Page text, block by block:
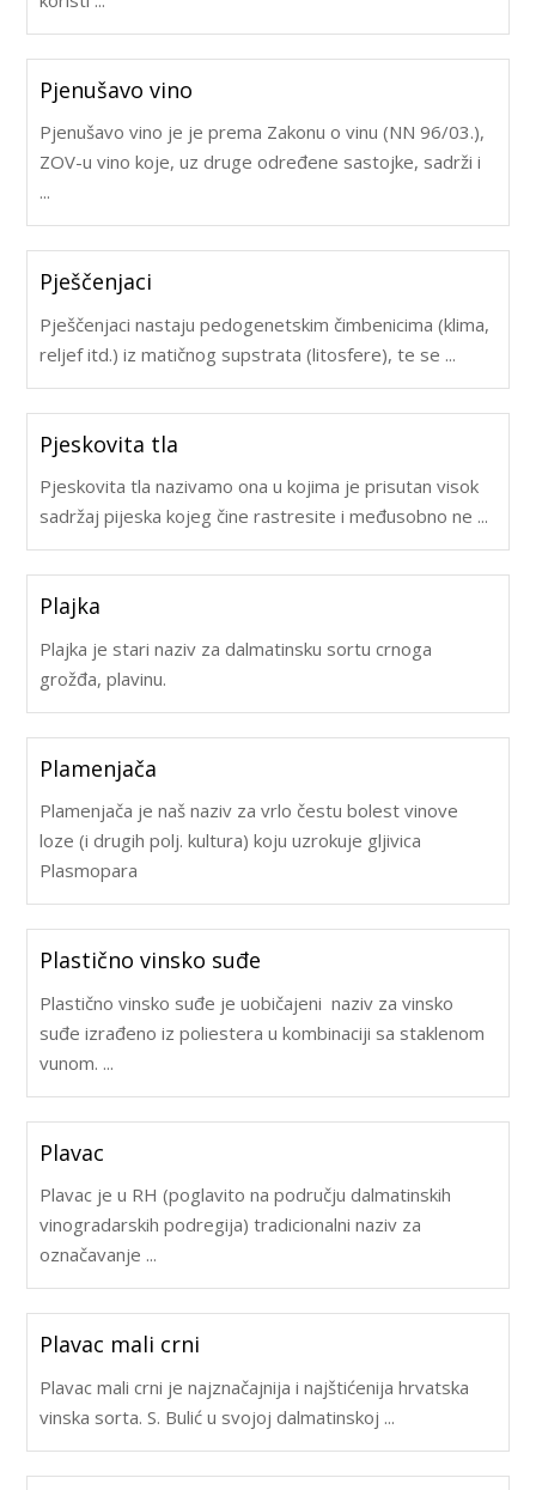
Pjenušavo vino
Pjenušavo vino je je prema Zakonu o vinu (NN 96/03.),
ZOV-u vino koje, uz druge određene sastojke, sadrži i
...
Pješčenjaci
Pješčenjaci nastaju pedogenetskim čimbenicima (klima,
reljef itd.) iz matičnog supstrata (litosfere), te se ...
Pjeskovita tla
Pjeskovita tla nazivamo ona u kojima je prisutan visok
sadržaj pijeska kojeg čine rastresite i međusobno ne ...
Plajka
Plajka je stari naziv za dalmatinsku sortu crnoga
grožđa, plavinu.
Plamenjača
Plamenjača je naš naziv za vrlo čestu bolest vinove
loze (i drugih polj. kultura) koju uzrokuje gljivica
Plasmopara
Plastično vinsko suđe
Plastično vinsko suđe je uobičajeni naziv za vinsko
suđe izrađeno iz poliestera u kombinaciji sa staklenom
vunom. ...
Plavac
Plavac je u RH (poglavito na području dalmatinskih
vinogradarskih podregija) tradicionalni naziv za
označavanje ...
Plavac mali crni
Plavac mali crni je najznačajnija i najštićenija hrvatska
vinska sorta. S. Bulić u svojoj dalmatinskoj ...